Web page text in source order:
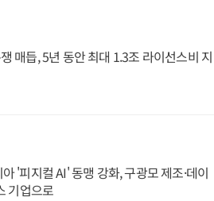
매듭, 5년 동안 최대 1.3조 라이선스비 지
'피지컬 AI' 동맹 강화, 구광모 제조·데이
기업으로